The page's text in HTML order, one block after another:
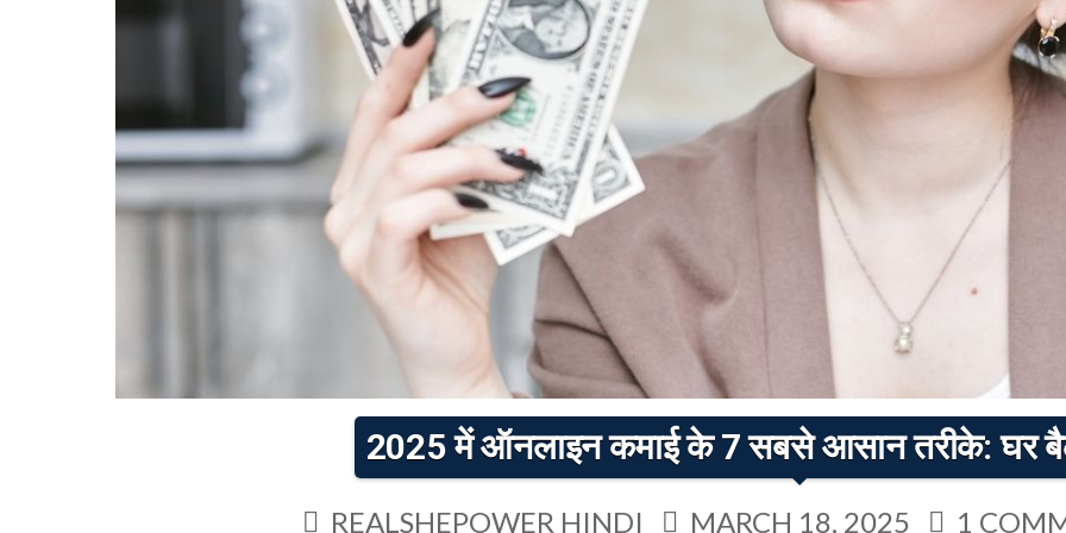
2025 में ऑनलाइन कमाई के 7 सबसे आसान तरीके: घर
REALSHEPOWER HINDI MARCH 18, 2025 1